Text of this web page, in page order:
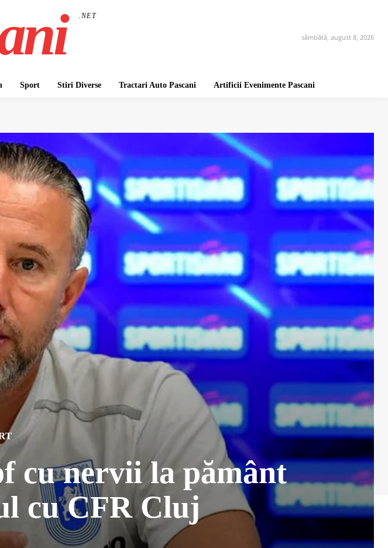
.NET
sâmbătă, august 8, 2026
Sport Stiri Diverse Tractari Auto Pascani Artificii Evenimente Pascani
cu nervii la pământ
cu CFR Cluj